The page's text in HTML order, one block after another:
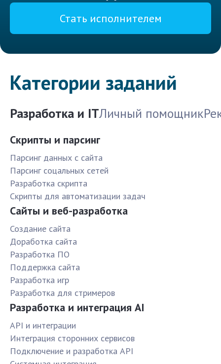
Стать исполнителем
Категории заданий
Разработка и ITЛичный помощник
Скрипты и парсинг
Парсинг данных с сайта
Парсинг соцальных сетей
Разработка скрипта
Скрипты для автоматизации задач
Сайты и веб-разработка
Создание сайта
Доработка сайта
Разработка ПО
Поддержка сайта
Разработка игр
Разработка для стримеров
Разработка и интеграция AI
API и интеграции
Интеграция сторонних сервисов
Подключение и разработка API